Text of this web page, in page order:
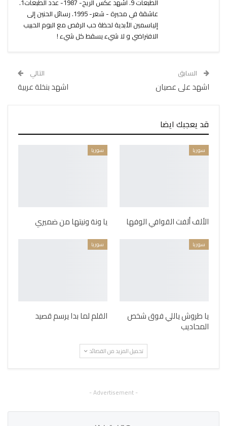
عاشقة في محبرة - شعر- 1995. رسائل الحنين إلى
إلياسمين الأبدية لحظة حب الرقص مع البوم الحبيب
الافتراضي و لا شيء يسقط كل شيء !
السابق
اشهد على عصيان
التالي
اشهد بنخلة عربية
قد يعجبك ايضا
سوريا
الألف ألفت القوافي الوفها
سوريا
يا ونة ونيتها من ضميري
سوريا
يا طروش ياللي فوق شخص
المحاديب
سوريا
القلم لما بدا يرسم قصيد
تحميل المزيد من القصائد
- Advertisement -